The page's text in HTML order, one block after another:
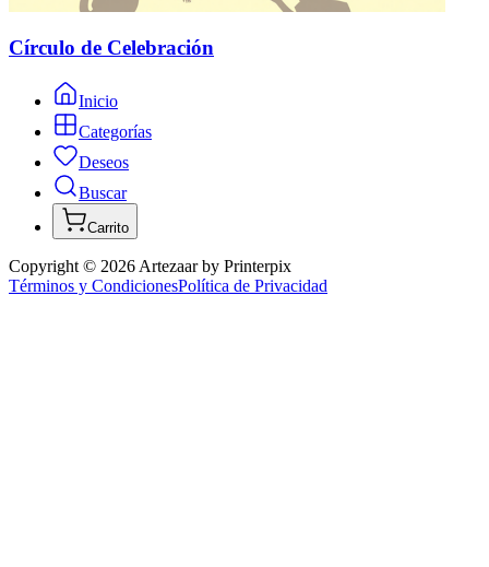
Círculo de Celebración
Inicio
Categorías
Deseos
Buscar
Carrito
Copyright © 2026 Artezaar by Printerpix
Términos y CondicionesPolítica de Privacidad